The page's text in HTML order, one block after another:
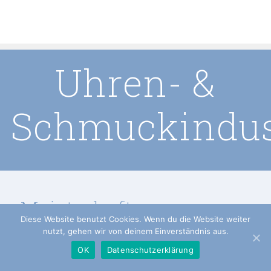
Uhren- &
Meisterhafte
Fertigungskunst.
Diese Website benutzt Cookies. Wenn du die Website weiter
nutzt, gehen wir von deinem Einverständnis aus.
OK
Datenschutzerklärung